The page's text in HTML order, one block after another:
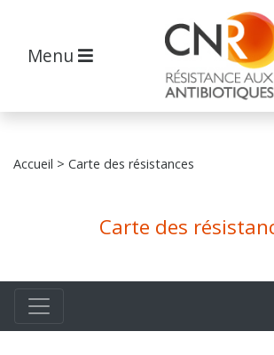
Menu
Accueil > Carte des résistances
Carte des